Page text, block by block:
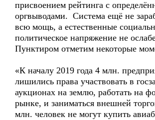
присвоением рейтинга с
оргвыводами. Система ещё не
всю мощь, а естественные
политическое напряжение не
Пунктиром отметим некоторые
«К началу 2019 года 4 млн.
лишились права участвовать в
аукционах на землю, работать на
рынке, и заниматься внешней
млн. человек не могут купить